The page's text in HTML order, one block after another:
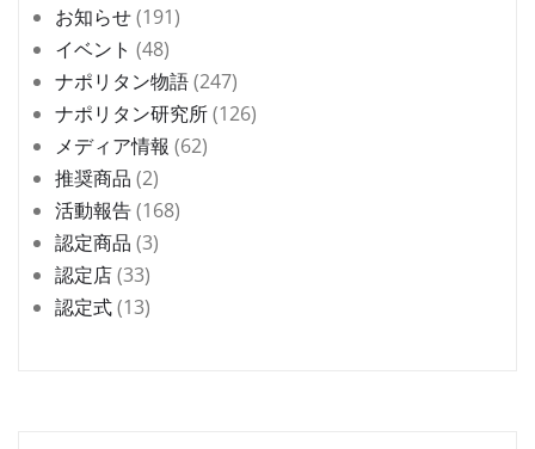
お知らせ(191)
イベント (48)
ナポリタン物語(247)
ナポリタン研究所(126)
メディア情報 (62)
推奨商品 (2)
活動報告(168)
認定商品 (3)
認定店(33)
認定式(13)